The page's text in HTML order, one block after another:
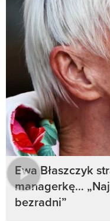
Ewa Błaszczyk
managerkę…
bezradni”